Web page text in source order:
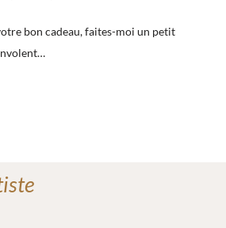
bon cadeau, faites-moi un petit